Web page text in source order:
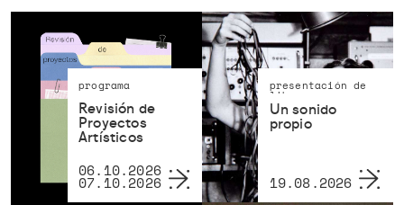
programa
Revisión de
Proyectos
Artísticos
06.10.2026
07.10.2026
presentación de
libro
Un sonido
propio
19.08.2026